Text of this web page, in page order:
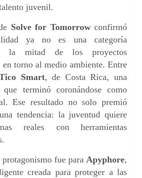
juvenil.
Solve for Tomorrowconfirmó
ya no es una categoría
la mitad de los proyectos
torno al medio ambiente. Entre
Smart, de Costa Rica, una
terminó coronándose como
Ese resultado no solo premió
tendencia: la juventud quiere
reales con herramientas
fue para Apyphore,
creada para proteger a las